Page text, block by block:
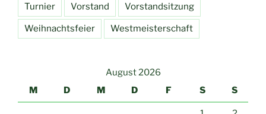
Turnier Vorstand Vorstandsitzung
Weihnachtsfeier Westmeisterschaft
August 2026
M
D M D F S S